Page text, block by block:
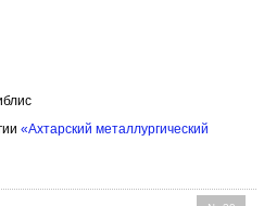
«Ахтарский металлургический